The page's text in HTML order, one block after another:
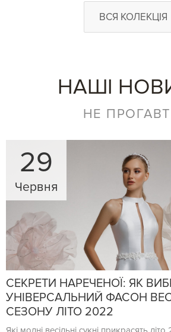
ВСЯ КОЛЕКЦІЯ
НАШІ
НЕ
29
Червня
СЕКРЕТИ НАРЕЧЕНОЇ: ЯК
УНІВЕРСАЛЬНИЙ ФАСОН
СЕЗОНУ ЛІТО 2022